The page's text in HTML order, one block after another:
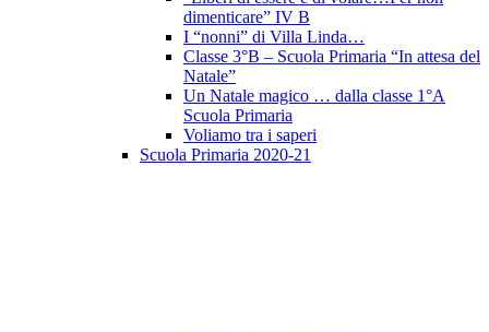
dimenticare” IV B
I “nonni” di Villa Linda…
Classe 3°B – Scuola Primaria “In attesa del
Natale”
Un Natale magico … dalla classe 1°A
Scuola Primaria
Voliamo tra i saperi
Scuola Primaria 2020-21